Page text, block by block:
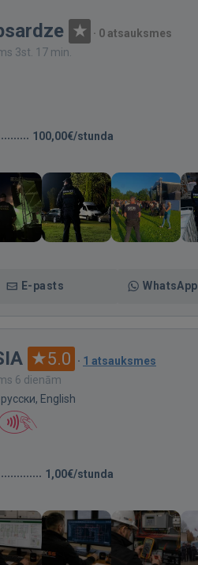
· 0 atsauksmes
3st. 17 min.
100,00€/stunda
E-pasts WhatsApp
5.0 · 1 atsauksmes
6 dienām
English
1,00€/stunda